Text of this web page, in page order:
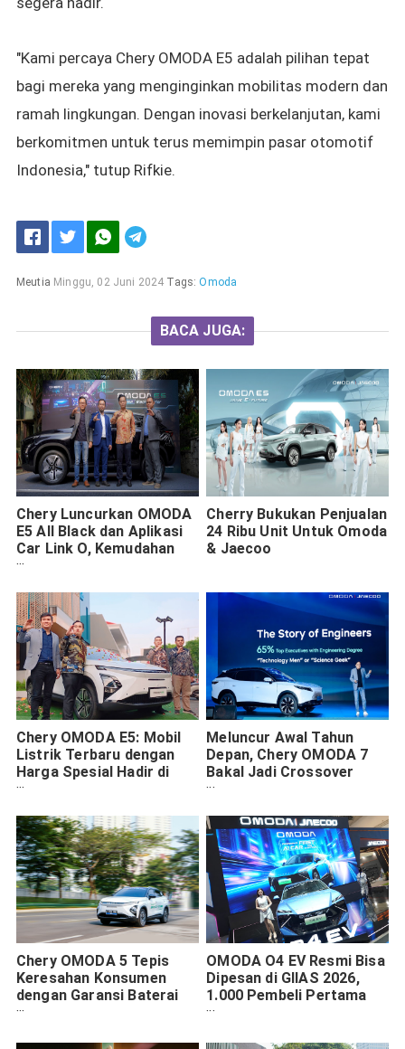
"Kami percaya Chery OMODA E5 adalah pilihan tepat
bagi mereka yang menginginkan mobilitas modern dan
ramah lingkungan. Dengan inovasi berkelanjutan, kami
berkomitmen untuk terus memimpin pasar otomotif
Indonesia," tutup Rifkie.
Meutia Minggu, 02 Juni 2024 Tags:Omoda
BACA JUGA:
Chery Luncurkan OMODA
E5 All Black dan Aplikasi
Car Link O, Kemudahan
Baru dalam Genggaman
Cherry Bukukan Penjualan
24 Ribu Unit Untuk Omoda
& Jaecoo
Chery OMODA E5: Mobil
Listrik Terbaru dengan
Harga Spesial Hadir di
Jawa Timur
Meluncur Awal Tahun
Depan, Chery OMODA 7
Bakal Jadi Crossover
Dambaan Anak Muda
Chery OMODA 5 Tepis
Keresahan Konsumen
dengan Garansi Baterai
Seumur Hidup
OMODA O4 EV Resmi Bisa
Dipesan di GIIAS 2026,
1.000 Pembeli Pertama
Berpeluang Dapat Benefit